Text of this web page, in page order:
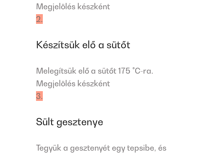
Megjelölés készként
2.
Készítsük elő a sütőt
Melegítsük elő a sütőt 175 °C-ra.
Megjelölés készként
3.
Sült gesztenye
Tegyük a gesztenyét egy tepsibe, és